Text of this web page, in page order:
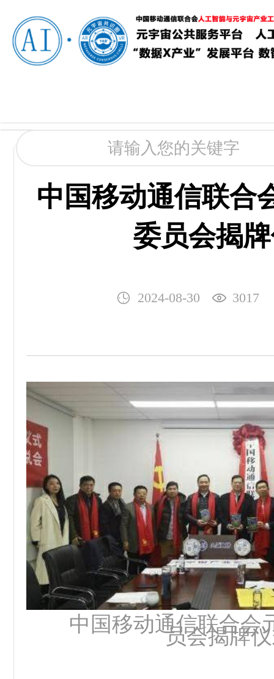
中国移动通信联合
委员会揭
2024-08-30 3017
中国移动通信联合会
员会揭牌